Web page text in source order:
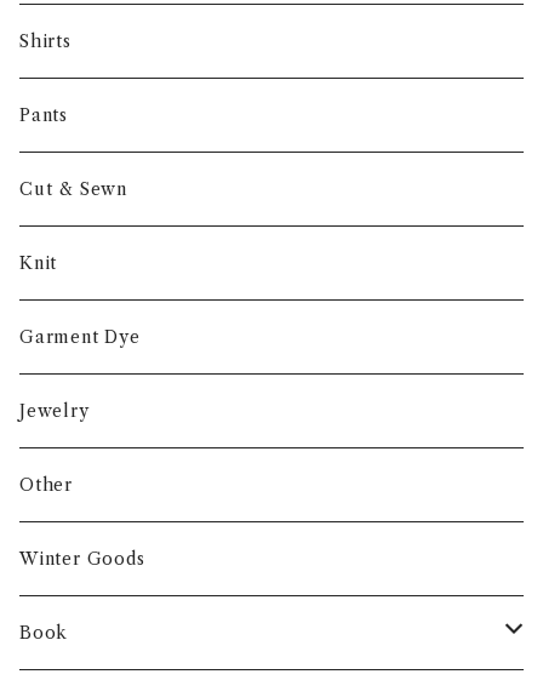
NORIEI
Other
Shirts
Pants
Cut & Sewn
Knit
Garment Dye
Jewelry
Other
Winter Goods
Book